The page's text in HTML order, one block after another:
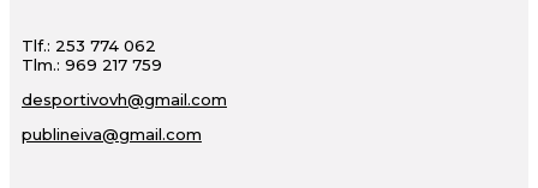
Tlf.: 253 774 062
Tlm.: 969 217 759
desportivovh@gmail.com
publineiva@gmail.com